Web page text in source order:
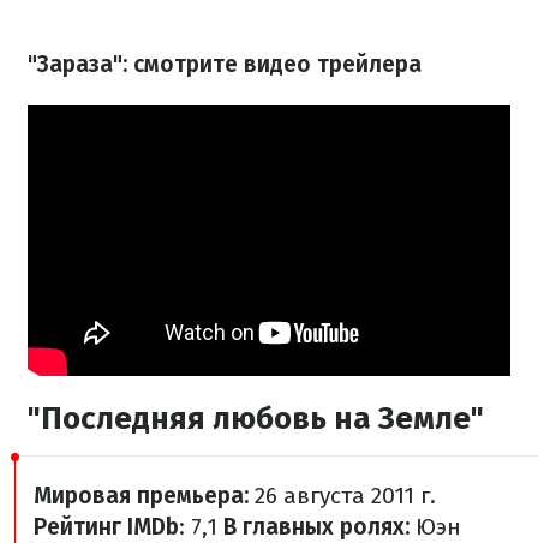
"Зараза": смотрите видео трейлера
"Последняя любовь на Земле"
Мировая премьера: 26 августа 2011 г.
Рейтинг IMDb: 7,1 В главных ролях: Юэн